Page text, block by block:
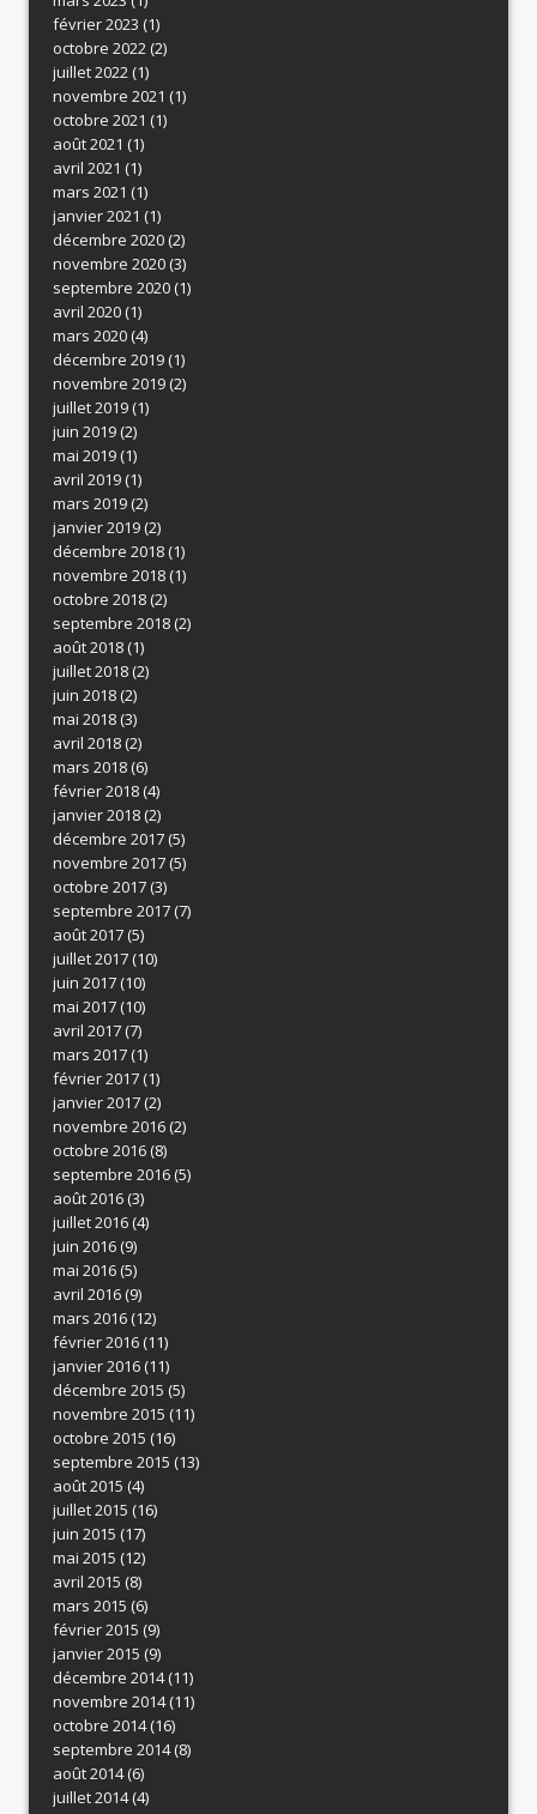
février 2023 (1)
octobre 2022(2)
juillet 2022(1)
novembre 2021 (1)
octobre 2021 (1)
août 2021 (1)
avril 2021 (1)
mars 2021 (1)
janvier 2021 (1)
décembre 2020(2)
novembre 2020(3)
septembre 2020(1)
avril 2020(1)
mars 2020(4)
décembre 2019(1)
novembre 2019(2)
juillet 2019(1)
juin 2019(2)
mai 2019(1)
avril 2019(1)
mars 2019(2)
janvier 2019(2)
décembre 2018(1)
novembre 2018(1)
octobre 2018(2)
septembre 2018(2)
août 2018(1)
juillet 2018(2)
juin 2018(2)
mai 2018(3)
avril 2018(2)
mars 2018(6)
février 2018(4)
janvier 2018(2)
décembre 2017(5)
novembre 2017(5)
octobre 2017(3)
septembre 2017(7)
août 2017(5)
juillet 2017(10)
juin 2017(10)
mai 2017(10)
avril 2017(7)
mars 2017(1)
février 2017(1)
janvier 2017(2)
novembre 2016(2)
octobre 2016(8)
septembre 2016(5)
août 2016(3)
juillet 2016(4)
juin 2016(9)
mai 2016(5)
avril 2016(9)
mars 2016(12)
février 2016(11)
janvier 2016(11)
décembre 2015 (5)
novembre 2015 (11)
octobre 2015 (16)
septembre 2015 (13)
août 2015 (4)
juillet 2015 (16)
juin 2015 (17)
mai 2015 (12)
avril 2015 (8)
mars 2015 (6)
février 2015 (9)
janvier 2015 (9)
décembre 2014(11)
novembre 2014(11)
octobre 2014(16)
septembre 2014(8)
août 2014(6)
juillet 2014(4)